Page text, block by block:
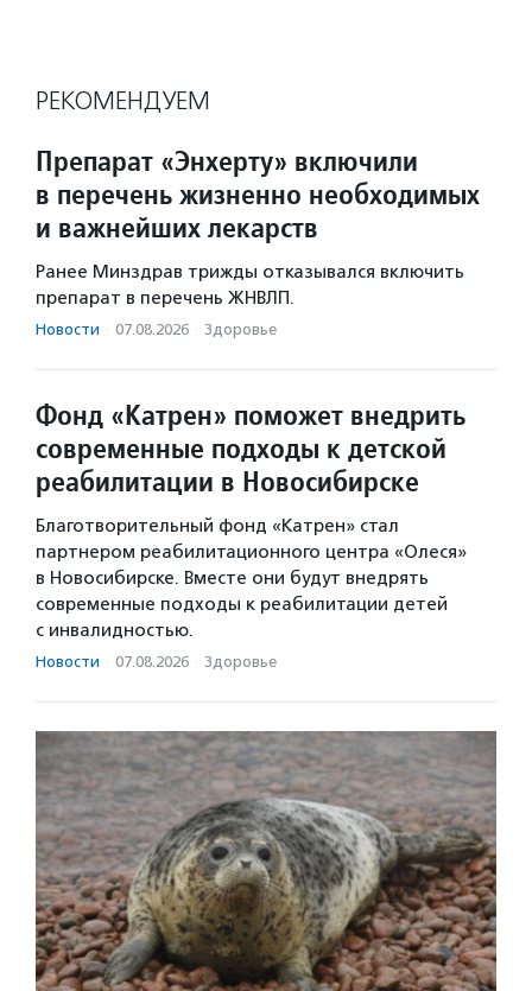
РЕКОМЕНДУЕМ
Препарат «Энхерту» включили
в перечень жизненно необходимых
и важнейших лекарств
Ранее Минздрав трижды отказывался включить
препарат в перечень ЖНВЛП.
Новости · 07.08.2026 · Здоровье
Фонд «Катрен» поможет внедрить
современные подходы к детской
реабилитации в Новосибирске
Благотворительный фонд «Катрен» стал
партнером реабилитационного центра «Олеся»
в Новосибирске. Вместе они будут внедрять
современные подходы к реабилитации детей
с инвалидностью.
Новости · 07.08.2026 · Здоровье